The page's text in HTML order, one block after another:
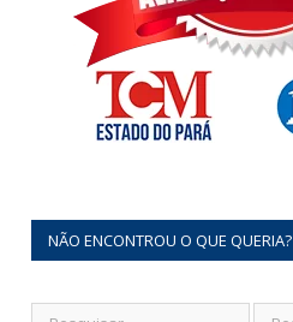
NÃO ENCONTROU O QUE QUERIA?